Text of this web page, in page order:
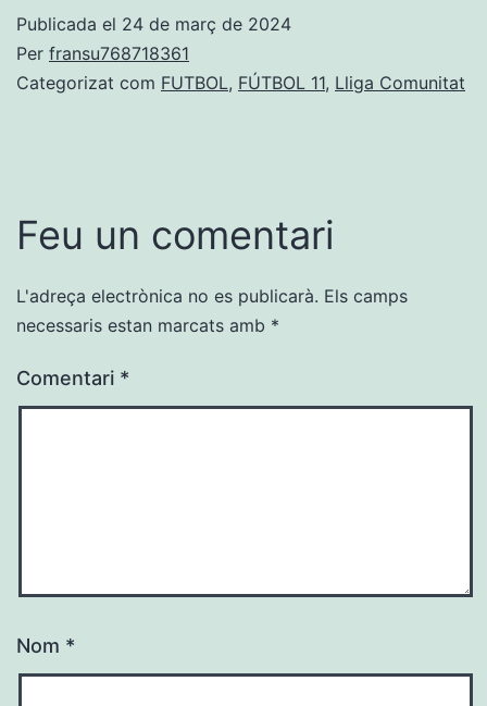
Publicada el 24 de març de 2024
Per fransu768718361
Categorizat com FUTBOL, FÚTBOL 11, Lliga Comunitat
Feu un comentari
L'adreça electrònica no es publicarà. Els camps
necessaris estan marcats amb *
Comentari *
Nom *